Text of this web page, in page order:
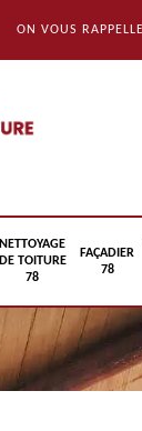
ON VOUS
NETTOYAGE
DE TOITURE
78
FAÇADIER
78